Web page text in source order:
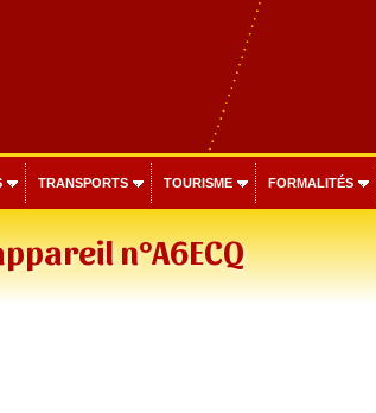
TRANSPORTS TOURISME FORMALITÉS
n°A6ECQ